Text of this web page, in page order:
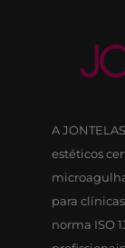
A
estéticos
para
norma ISO